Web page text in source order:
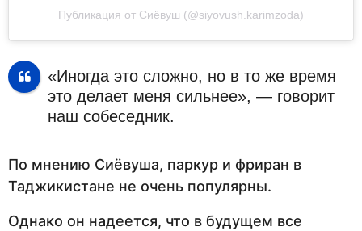
Публикация от Сиёвуш (@siyovush.karimzoda)
«Иногда это сложно, но в то же время
это делает меня сильнее», — говорит
наш собеседник.
По мнению Сиёвуша, паркур и фриран в
Таджикистане не очень популярны.
Однако он надеется, что в будущем все